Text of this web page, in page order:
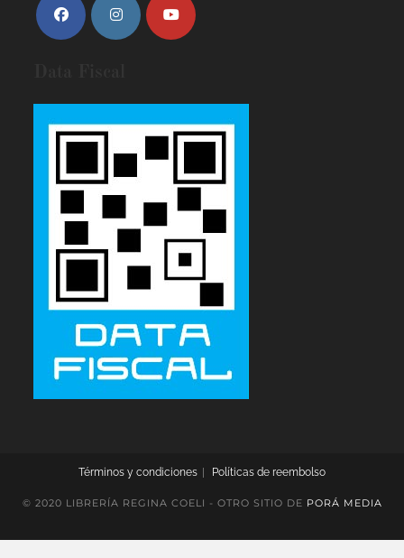
Términos y condiciones Políticas de reembolso
© 2020 LIBRERÍA REGINA COELI - OTRO SITIO DE PORÁ MEDIA